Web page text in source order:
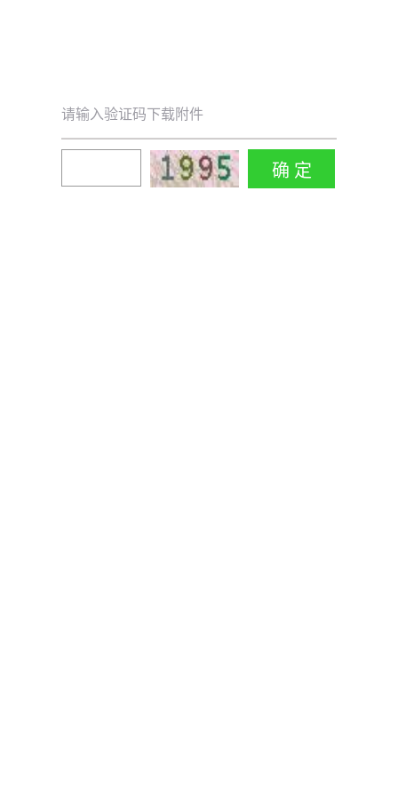
请输入验证码下载附件